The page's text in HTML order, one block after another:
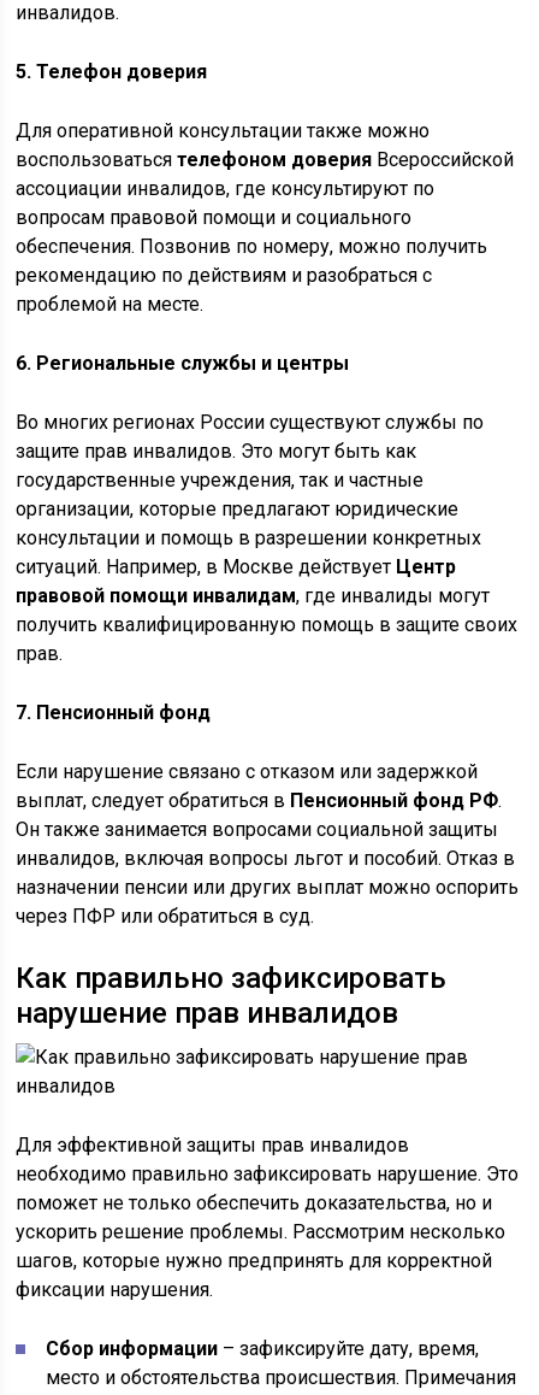
инвалидов.
5. Телефон доверия
Для оперативной консультации также можно
воспользоватьсятелефоном доверия Всероссийской
ассоциации инвалидов, где консультируют по
вопросам правовой помощи и социального
обеспечения. Позвонив по номеру, можно получить
рекомендацию по действиям и разобраться с
проблемой на месте.
6. Региональные службы и центры
Во многих регионах России существуют службы по
защите прав инвалидов. Это могут быть как
государственные учреждения, так и частные
организации, которые предлагают юридические
консультации и помощь в разрешении конкретных
ситуаций. Например, в Москве действует Центр
правовой помощи инвалидам, где инвалиды могут
получить квалифицированную помощь в защите своих
прав.
7. Пенсионный фонд
Если нарушение связано с отказом или задержкой
выплат, следует обратиться в Пенсионный фонд РФ.
Он также занимается вопросами социальной защиты
инвалидов, включая вопросы льгот и пособий. Отказ в
назначении пенсии или других выплат можно оспорить
через ПФР или обратиться в суд.
Как правильно зафиксировать
нарушение прав инвалидов
Для эффективной защиты прав инвалидов
необходимо правильно зафиксировать нарушение. Это
поможет не только обеспечить доказательства, но и
ускорить решение проблемы. Рассмотрим несколько
шагов, которые нужно предпринять для корректной
фиксации нарушения.
Сбор информации – зафиксируйте дату, время,
место и обстоятельства происшествия. Примечания